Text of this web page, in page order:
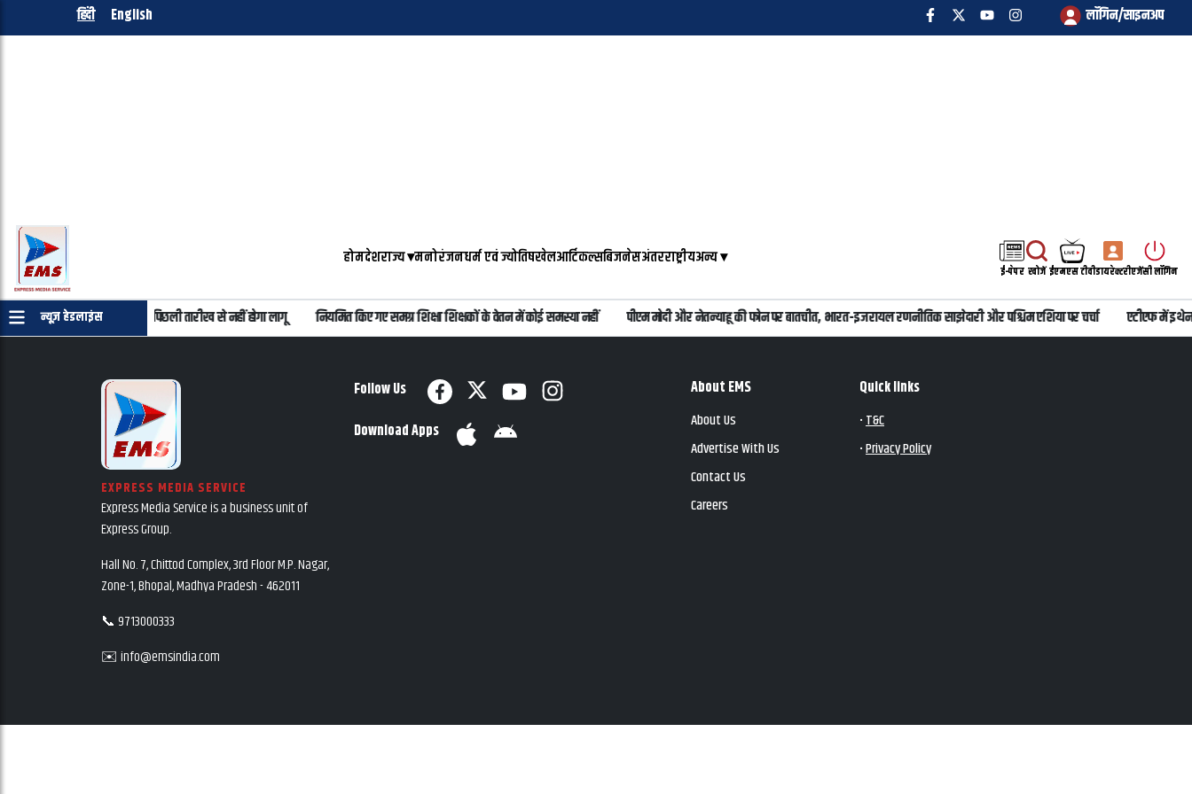
हिंदी English लॉगिन/साइनअप
होमदेशराज्य▾मनोरंजनधर्म एवं ज्योतिषखेलआर्टिकल्सबिजनेसअंतरराष्ट्रीयअन्य▾
ई-पेपर खोजें ईएमएस टीवीडायरेक्टरीएजेंसी लॉगिन
न्यूज़ हेडलाइंस
दिया भरोसा, FCRA कानून का पिछली तारीख से नहीं होगा लागू नियमित किए गए समग्र शिक्षा शिक्षकों के वेतन में कोई समस्या नहीं पीएम मोदी और नेतन्याहू की फोन पर बातचीत, भारत-इजरायल रणनीतिक साझेदारी और पश्चिम एशिया पर चर्चा एटीएफ में
EXPRESS MEDIA SERVICE
Express Media Service is a business unit of
Express Group.
Hall No. 7, Chittod Complex, 3rd Floor M.P. Nagar,
Zone-1, Bhopal, Madhya Pradesh - 462011
📞 9713000333
✉️ info@emsindia.com
Follow Us
Download Apps
About EMS
About Us
Advertise With Us
Contact Us
Careers
Quick links
•T&C
•Privacy Policy